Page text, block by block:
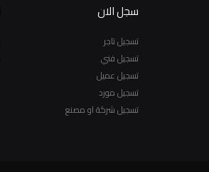
سجل الان
تسجيل تاجر
تسجيل فني
تسجيل عميل
تسجيل مورد
تسجيل شركة او مصنع